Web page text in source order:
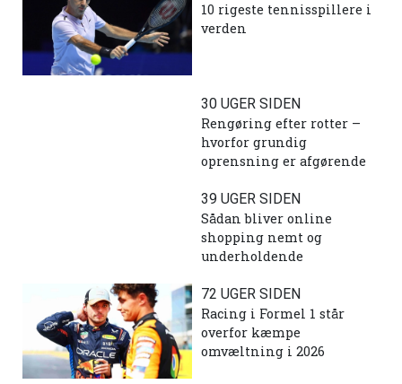
10 rigeste tennisspillere i
verden
30 UGER SIDEN
Rengøring efter rotter –
hvorfor grundig
oprensning er afgørende
39 UGER SIDEN
Sådan bliver online
shopping nemt og
underholdende
72 UGER SIDEN
Racing i Formel 1 står
overfor kæmpe
omvæltning i 2026